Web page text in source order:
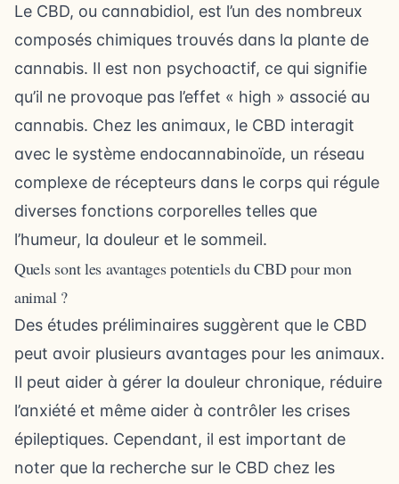
Le CBD, ou cannabidiol, est l’un des nombreux
composés chimiques trouvés dans la plante de
cannabis. Il est non psychoactif, ce qui signifie
qu’il ne provoque pas l’effet « high » associé au
cannabis. Chez les animaux, le CBD interagit
avec le système endocannabinoïde, un réseau
complexe de récepteurs dans le corps qui régule
diverses fonctions corporelles telles que
l’humeur, la douleur et le sommeil.
Quels sont les avantages potentiels du CBD pour mon
animal ?
Des études préliminaires suggèrent que le CBD
peut avoir plusieurs avantages pour les animaux.
Il peut aider à gérer la douleur chronique, réduire
l’anxiété et même aider à contrôler les crises
épileptiques. Cependant, il est important de
noter que la recherche sur le CBD chez les